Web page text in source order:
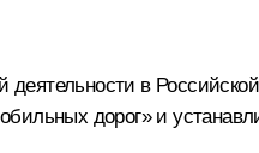
в
дорог» и